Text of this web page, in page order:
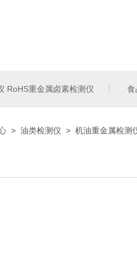
RoHS重金属卤素检测仪 食
> 油类检测仪 > 机油重金属检测